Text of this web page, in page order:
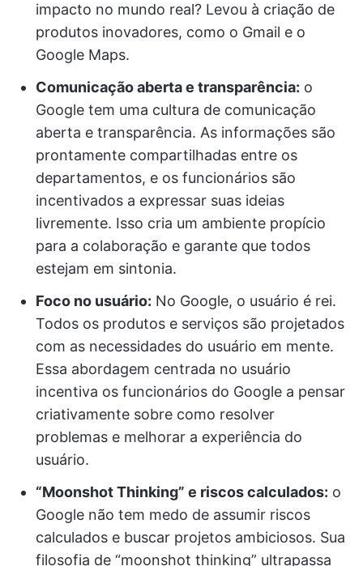
impacto no mundo real? Levou à criação de
produtos inovadores, como o Gmail e o
Google Maps.
Comunicação aberta e transparência: o
Google tem uma cultura de comunicação
aberta e transparência. As informações são
prontamente compartilhadas entre os
departamentos, e os funcionários são
incentivados a expressar suas ideias
livremente. Isso cria um ambiente propício
para a colaboração e garante que todos
estejam em sintonia.
Foco no usuário: No Google, o usuário é rei.
Todos os produtos e serviços são projetados
com as necessidades do usuário em mente.
Essa abordagem centrada no usuário
incentiva os funcionários do Google a pensar
criativamente sobre como resolver
problemas e melhorar a experiência do
usuário.
“Moonshot Thinking” e riscos calculados: o
Google não tem medo de assumir riscos
calculados e buscar projetos ambiciosos. Sua
filosofia de “moonshot thinking” ultrapassa